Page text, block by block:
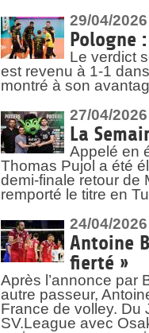
29/04/2026
Pologne
Le verdict
est revenu à 1-1
montré à son
27/04/2026
La
Appelé en
Thomas Pujol a été
demi-finale retour de
remporté le titre en
24/04/2026
Antoine
fierté »
Après l’annonce par
autre passeur,
France de volley. Du
SV.League avec